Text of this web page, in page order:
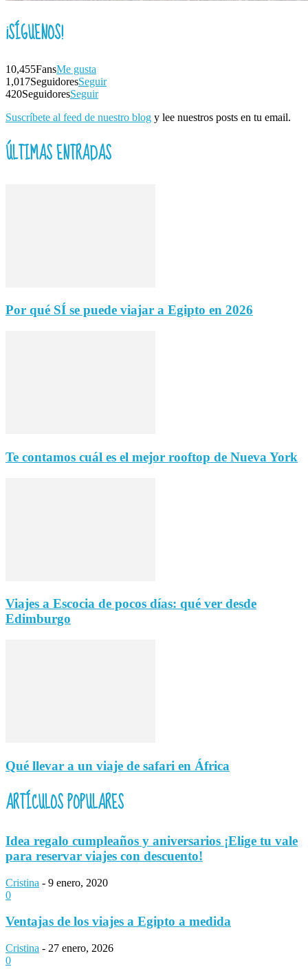
¡SÍGUENOS!
10,455FansMe gusta
1,017SeguidoresSeguir
420SeguidoresSeguir
Suscríbete al feed de nuestro blog y lee nuestros posts en tu email.
ÚLTIMAS ENTRADAS
Por qué SÍ se puede viajar a Egipto en 2026
Te contamos cuál es el mejor rooftop de Nueva York
Viajes a Escocia de pocos días: qué ver desde
Edimburgo
Qué llevar a un viaje de safari en África
ARTÍCULOS POPULARES
Idea regalo cumpleaños y aniversarios ¡Elige tu vale
para reservar viajes con descuento!
Cristina - 9 enero, 2020
0
Ventajas de los viajes a Egipto a medida
Cristina - 27 enero, 2026
0